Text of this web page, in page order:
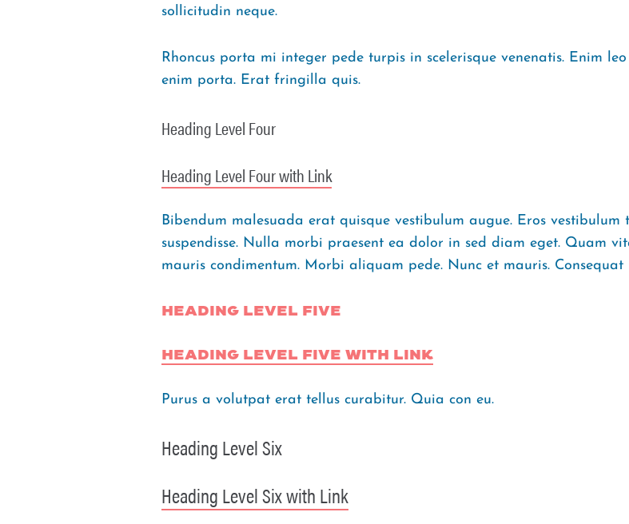
sollicitudin neque.
Rhoncus porta mi integer pede turpis in scelerisque venenatis. Enim
enim porta. Erat fringilla quis.
Heading Level Four
Heading Level Four with Link
Bibendum malesuada erat quisque vestibulum augue. Eros
suspendisse. Nulla morbi praesent ea dolor in sed diam eget. Quam
mauris condimentum. Morbi aliquam pede. Nunc et mauris.
Heading Level Five
Heading Level Five with Link
Purus a volutpat erat tellus curabitur. Quia con eu.
Heading Level Six
Heading Level Six with Link